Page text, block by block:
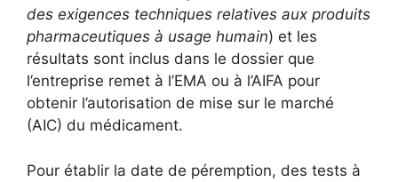
des exigences techniques relatives aux produits
pharmaceutiques à usage humain) et les
résultats sont inclus dans le dossier que
l’entreprise remet à l’EMA ou à l’AIFA pour
obtenir l’autorisation de mise sur le marché
(AIC) du médicament.
Pour établir la date de péremption, des tests à